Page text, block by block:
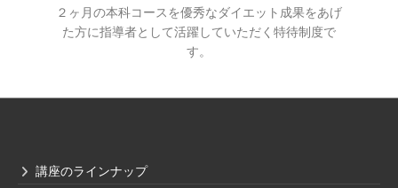
２ヶ月の本科コースを優秀なダイエット成果をあげ
た方に指導者として活躍していただく特待制度で
す。
講座のラインナップ